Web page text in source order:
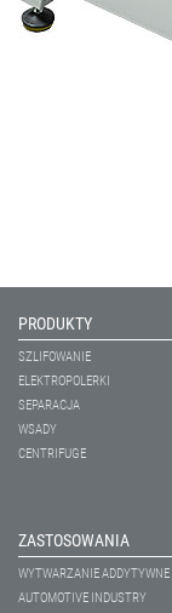
PRODUKTY
SZLIFOWANIE
ELEKTROPOLERKI
SEPARACJA
WSADY
CENTRIFUGE
ZASTOSOWANIA
WYTWARZANIE ADDYTYWNE
AUTOMOTIVE INDUSTRY